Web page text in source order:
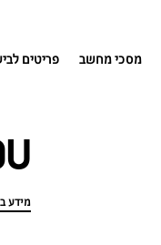
מסכי מחשב פריטים
מידע